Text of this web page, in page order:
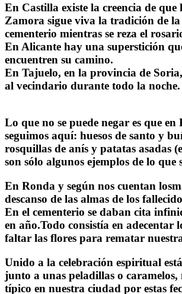
En Castilla existe la creencia de
Zamora sigue viva la tradición de la
cementerio mientras se reza el
En Alicante hay una superstición
encuentren su camino.
En Tajuelo, en la provincia de
al vecindario durante todo la noche.
Lo que no se puede negar es que
seguimos aquí: huesos de santo y
rosquillas de anís y patatas asadas
son sólo algunos ejemplos de lo que
En Ronda y según nos cuentan
descanso de las almas de los
En el cementerio se daban cita
en año.Todo consistía en
faltar las flores para rematar
Unido a la celebración espiritual
junto a unas peladillas o caramelos,
típico en nuestra ciudad por estas